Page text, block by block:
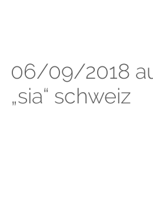
06/09/2018
„sia“ schweiz